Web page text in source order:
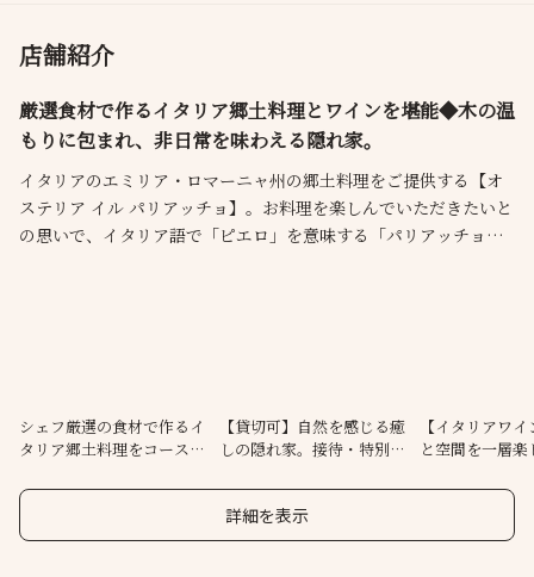
店舗紹介
厳選食材で作るイタリア郷土料理とワインを堪能◆木の温
もりに包まれ、非日常を味わえる隠れ家。
イタリアのエミリア・ロマーニャ州の郷土料理をご提供する【オ
ステリア イル パリアッチョ】。お料理を楽しんでいただきたいと
の思いで、イタリア語で「ピエロ」を意味する「パリアッチョ」
シェフ厳選の食材で作るイ
タリア郷土料理をコースで
【貸切可】自然を感じる癒
しの隠れ家。接待・特別な
【イタリアワ
と空間を一層
詳細を表示